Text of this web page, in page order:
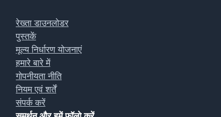
रेख्ता डाउनलोडर
पुस्तकें
मूल्य निर्धारण योजनाएं
हमारे बारे में
गोपनीयता नीति
नियम एवं शर्तें
संपर्क करें